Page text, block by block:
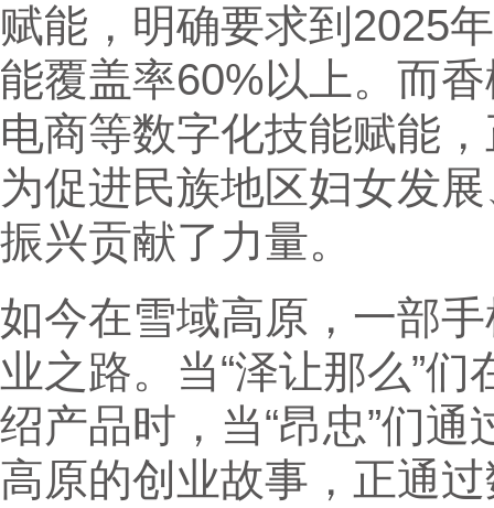
赋能，明确要求到2025
能覆盖率60%以上。而
电商等数字化技能赋能
为促进民族地区妇女发
振兴贡献了力量。
如今在雪域高原，一部
业之路。当“泽让那么”
绍产品时，当“昂忠”们
高原的创业故事，正通